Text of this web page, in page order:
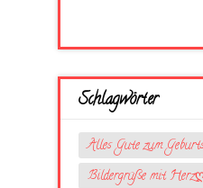
Schlagwörter
Alles Gute zum
Bildergrüße mit